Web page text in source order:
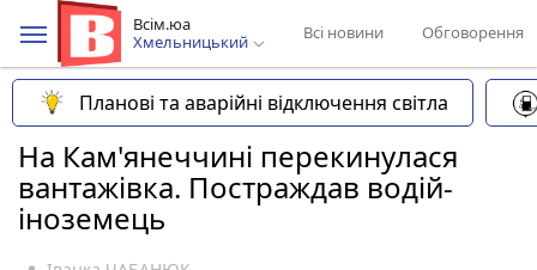
Всім.юа
Хмельницький
Всі новини Обговорення
Планові та аварійні відключення світла
На Кам'янеччині перекинулася
вантажівка. Постраждав водій-
іноземець